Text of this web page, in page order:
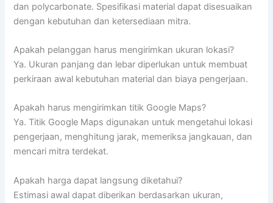
dan polycarbonate. Spesifikasi material dapat disesuaikan
dengan kebutuhan dan ketersediaan mitra.
Apakah pelanggan harus mengirimkan ukuran lokasi?
Ya. Ukuran panjang dan lebar diperlukan untuk membuat
perkiraan awal kebutuhan material dan biaya pengerjaan.
Apakah harus mengirimkan titik Google Maps?
Ya. Titik Google Maps digunakan untuk mengetahui lokasi
pengerjaan, menghitung jarak, memeriksa jangkauan, dan
mencari mitra terdekat.
Apakah harga dapat langsung diketahui?
Estimasi awal dapat diberikan berdasarkan ukuran,